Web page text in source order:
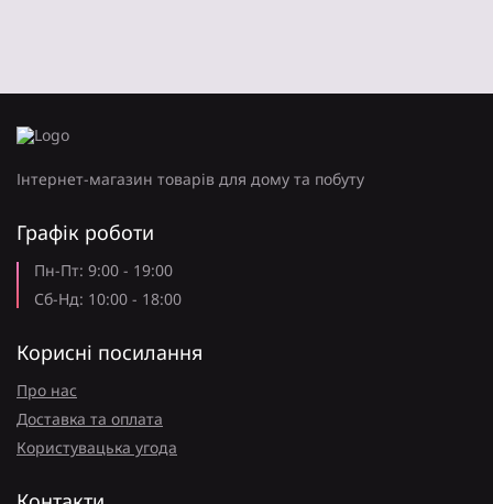
Інтернет-магазин товарів для дому та побуту
Графік роботи
Пн-Пт: 9:00 - 19:00
Сб-Нд: 10:00 - 18:00
Корисні посилання
Про нас
Доставка та оплата
Користувацька угода